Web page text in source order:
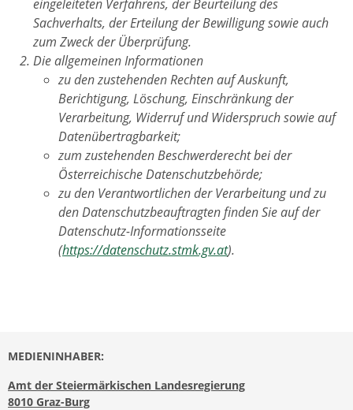
eingeleiteten Verfahrens, der Beurteilung des
Sachverhalts, der Erteilung der Bewilligung sowie auch
zum Zweck der Überprüfung.
Die allgemeinen Informationen
zu den zustehenden Rechten auf Auskunft,
Berichtigung, Löschung, Einschränkung der
Verarbeitung, Widerruf und Widerspruch sowie auf
Datenübertragbarkeit;
zum zustehenden Beschwerderecht bei der
Österreichische Datenschutzbehörde;
zu den Verantwortlichen der Verarbeitung und zu
den Datenschutzbeauftragten finden Sie auf der
Datenschutz-Informationsseite
(https://datenschutz.stmk.gv.at).
MEDIENINHABER:
Amt der Steiermärkischen Landesregierung
8010 Graz-Burg